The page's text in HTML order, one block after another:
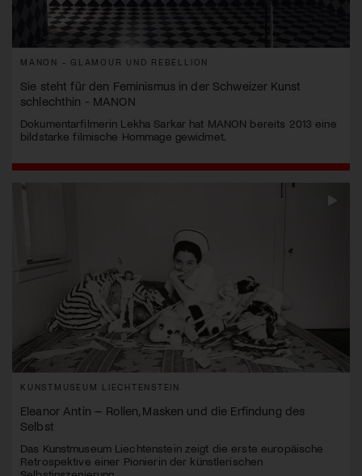
MANON - GLAMOUR UND REBELLION
Sie steht für den Feminismus in der Schweizer Kunst
schlechthin - MANON
Dokumentarfilmerin Lekha Sarkar hat MANON bereits 2013 eine
bildstarke filmische Hommage gewidmet.
KUNSTMUSEUM LIECHTENSTEIN
Eleanor Antin – Rollen, Masken und die Erfindung des
Selbst
Das Kunstmuseum Liechtenstein zeigt die erste europäische
Retrospektive einer Pionierin der künstlerischen